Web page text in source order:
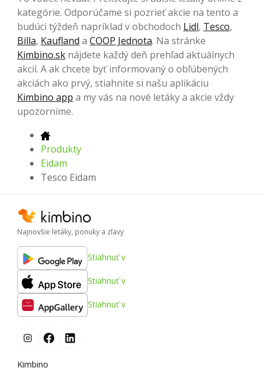
kategórie. Odporúčame si pozrieť akcie na tento a
budúci týždeň napríklad v obchodoch Lidl, Tesco,
Billa, Kaufland a COOP Jednota. Na stránke
Kimbino.sk nájdete každý deň prehľad aktuálnych
akcií. A ak chcete byť informovaný o obľúbených
akciách ako prvý, stiahnite si našu aplikáciu
Kimbino app a my vás na nové letáky a akcie vždy
upozorníme.
Produkty
Eidam
Tesco Eidam
Najnovšie letáky, ponuky a zľavy
Stiahnuť v
Stiahnuť v
Stiahnuť v
Kimbino